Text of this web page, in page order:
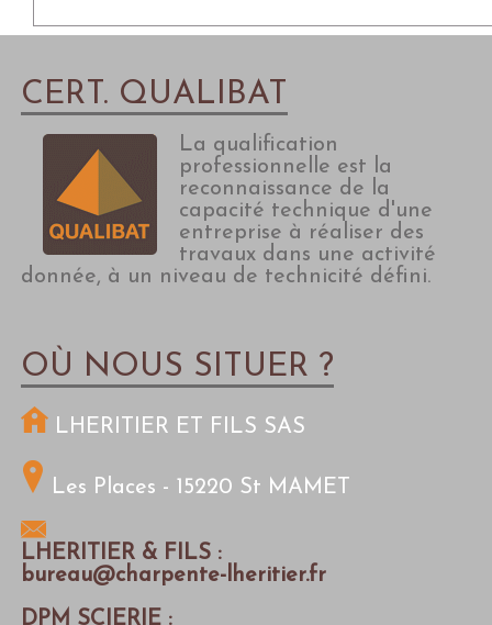
CERT. QUALIBAT
La qualification
professionnelle est la
reconnaissance de la
capacité technique d'une
entreprise à réaliser des
travaux dans une activité
donnée, à un niveau de technicité défini.
OÙ NOUS SITUER ?
LHERITIER ET FILS SAS
Les Places - 15220 St MAMET
LHERITIER & FILS :
bureau@charpente-lheritier.fr
DPM SCIERIE :